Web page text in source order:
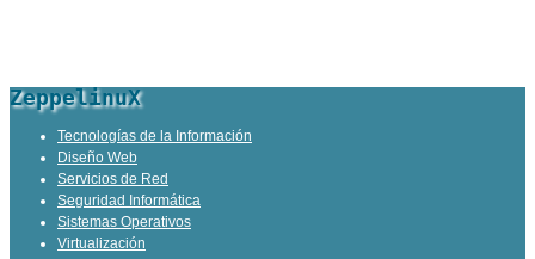
ZeppelinuX
Tecnologías de la Información
Diseño Web
Servicios de Red
Seguridad Informática
Sistemas Operativos
Virtualización